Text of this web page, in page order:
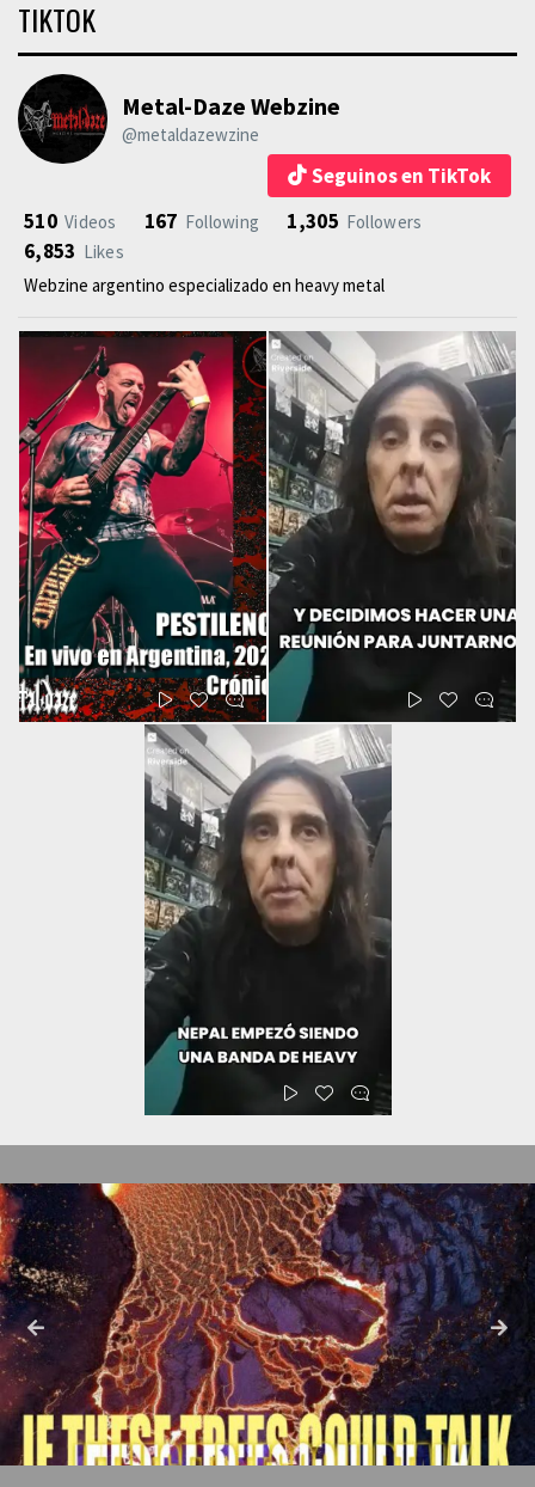
TIKTOK
Metal-Daze Webzine
@metaldazewzine
Seguinos en TikTok
510 Videos 167 Following 1,305 Followers
6,853 Likes
Webzine argentino especializado en heavy metal